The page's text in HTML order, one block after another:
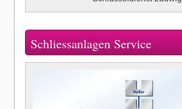
Schliessanlagen Service